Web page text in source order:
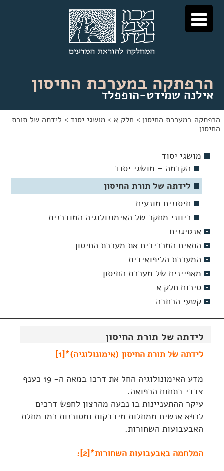
דלג
לתוכן
דלג
לניווט
הרפתקה במערכת החיסון
אילנה שמידט-הופפלד
הרפתקה במערכת החיסון > חלק א > מושגי יסוד > לידתה של תורת
החיסון
לידתה של תורת החיסון
לידתה של תורת החיסון (אימונולוגיה)*[1]
מדע האימונולוגיה החל את דרכו במאה ה- 19 כענף
צדדי בתחום הרפואה.
עיקר ההתעניינות בו נבעה מהרצון לחפש דרכים
לרפא אנשים ממחלות מידבקות ומסוכנות כמו מחלת
האבעבועות השחורות.
המלחמה באבעבועות השחורות*[2]:
מושגי יסוד
הקדמה – מושגי יסוד
לידתה של תורת החיסון
חיסונים מונעים
כיווני מחקר של האימונולוגיה המודרנית
אנטיגנים
התאים המרכיבים את מערכת החיסון
המערכת הליפואידית
מאפיינים של מערכת החיסון
סיכום חלק א
קטעי הרחבה